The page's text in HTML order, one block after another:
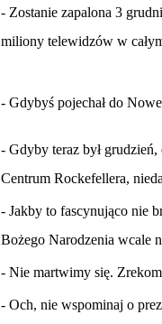
- Zostanie zapalona 3
miliony telewidzów w
- Gdybyś pojechał do
- Gdyby teraz był
Centrum Rockefellera,
- Jakby to fascynująco nie
Bożego Narodzenia wcale
- Nie martwimy się.
- Och, nie wspominaj o